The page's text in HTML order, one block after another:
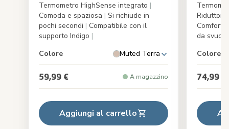
Termometro HighSense integrato |
Comoda e spaziosa | Si richiude in
pochi secondi | Compatibile con il
supporto Indigo |
Colore
Muted Terra
59,99 € A magazzino
Aggiungi al carrello
Comfort
da
Colore
74,99 €